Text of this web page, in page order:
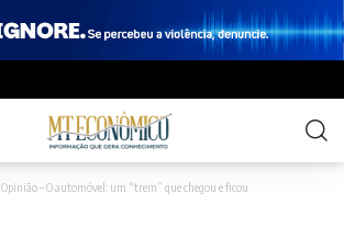
Opinião – O automóvel: um “trem” que chegou e ficou